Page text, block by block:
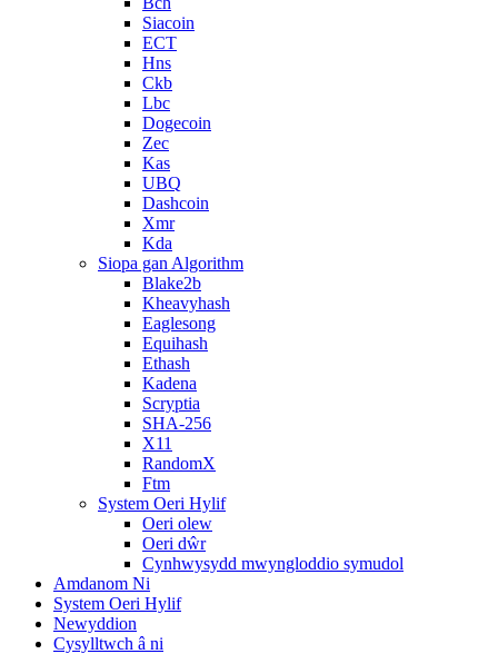
Siacoin
ECT
Hns
Ckb
Lbc
Dogecoin
Zec
Kas
UBQ
Dashcoin
Xmr
Kda
Siopa gan Algorithm
Blake2b
Kheavyhash
Eaglesong
Equihash
Ethash
Kadena
Scryptia
SHA-256
X11
RandomX
Ftm
System Oeri Hylif
Oeri olew
Oeri dŵr
Cynhwysydd mwyngloddio symudol
Amdanom Ni
System Oeri Hylif
Newyddion
Cysylltwch â ni